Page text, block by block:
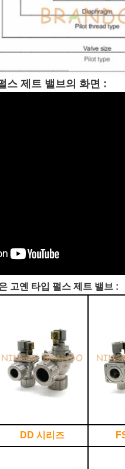
스 제트 밸브의 화면 :
고옌 타입 펄스 제트 밸브 :
DD 시리즈